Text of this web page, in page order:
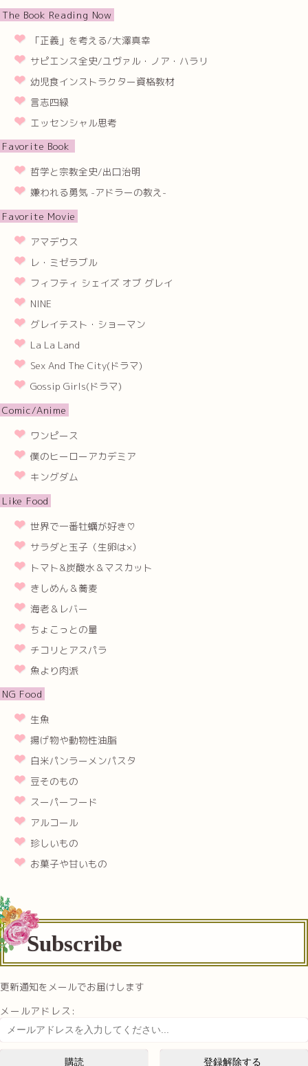
The Book Reading Now
「正義」を考える/大澤真幸
サピエンス全史/ユヴァル・ノア・ハラリ
幼児食インストラクター資格教材
言志四緑
エッセンシャル思考
Favorite Book
哲学と宗教全史/出口治明
嫌われる勇気 -アドラーの教え-
Favorite Movie
アマデウス
レ・ミゼラブル
フィフティ シェイズ オブ グレイ
NINE
グレイテスト・ショーマン
La La Land
Sex And The City(ドラマ)
Gossip Girls(ドラマ)
Comic/Anime
ワンピース
僕のヒーローアカデミア
キングダム
Like Food
世界で一番牡蠣が好き♡
サラダと玉子（生卵は×）
トマト&炭酸水＆マスカット
きしめん＆蕎麦
海老＆レバー
ちょこっとの量
チコリとアスパラ
魚より肉派
NG Food
生魚
揚げ物や動物性油脂
白米パンラーメンパスタ
豆そのもの
スーパーフード
アルコール
珍しいもの
お菓子や甘いもの
Subscribe
更新通知をメールでお届けします
メールアドレス: